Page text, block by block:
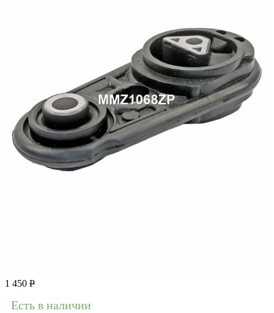
1 450 Р
Есть в наличии